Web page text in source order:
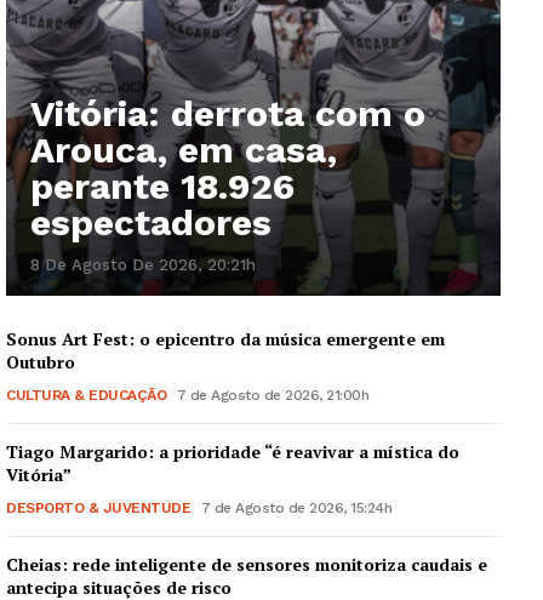
Vitória: derrota com o
Arouca, em casa,
perante 18.926
espectadores
8 De Agosto De 2026, 20:21h
Sonus Art Fest: o epicentro da música emergente em
Outubro
CULTURA & EDUCAÇÃO 7 de Agosto de 2026, 21:00h
Tiago Margarido: a prioridade “é reavivar a mística do
Vitória”
DESPORTO & JUVENTUDE 7 de Agosto de 2026, 15:24h
Cheias: rede inteligente de sensores monitoriza caudais e
antecipa situações de risco